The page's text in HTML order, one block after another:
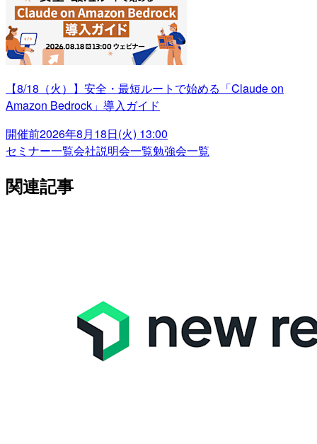
【8/18（火）】安全・最短ルートで始める「Claude on
Amazon Bedrock」導入ガイド
開催前2026年8月18日(火) 13:00
セミナー一覧会社説明会一覧勉強会一覧
関連記事